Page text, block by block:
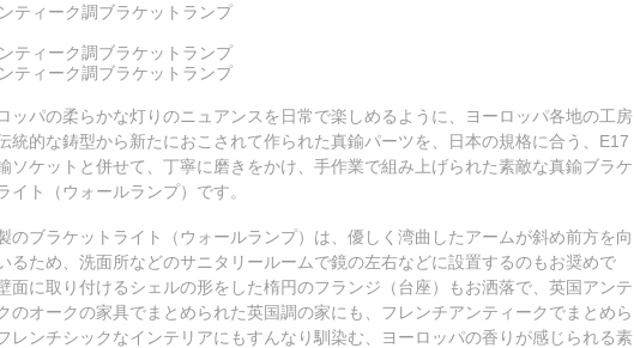
ッパの柔らかな灯りのニュアンスを日常で楽しめるように、ヨーロッパ各地の工房
統的な鋳型から新たにおこされて作られた真鍮パーツを、日本の規格に合う、E17
ソケットと併せて、丁寧に磨きをかけ、手作業で組み上げられた素敵な真鍮ブラケ
イト（ウォールランプ）です。
のブラケットライト（ウォールランプ）は、優しく湾曲したアームが斜め前方を向
るため、洗面所などのサニタリールームで鏡の左右などに設置するのもお奨めで
面に取り付けるシェルの形をした楕円のフランジ（台座）もお洒落で、英国アンテ
のオークの家具でまとめられた英国調の家にも、フレンチアンティークでまとめら
レンチシックなインテリアにもすんなり馴染む、ヨーロッパの香りが感じられる素